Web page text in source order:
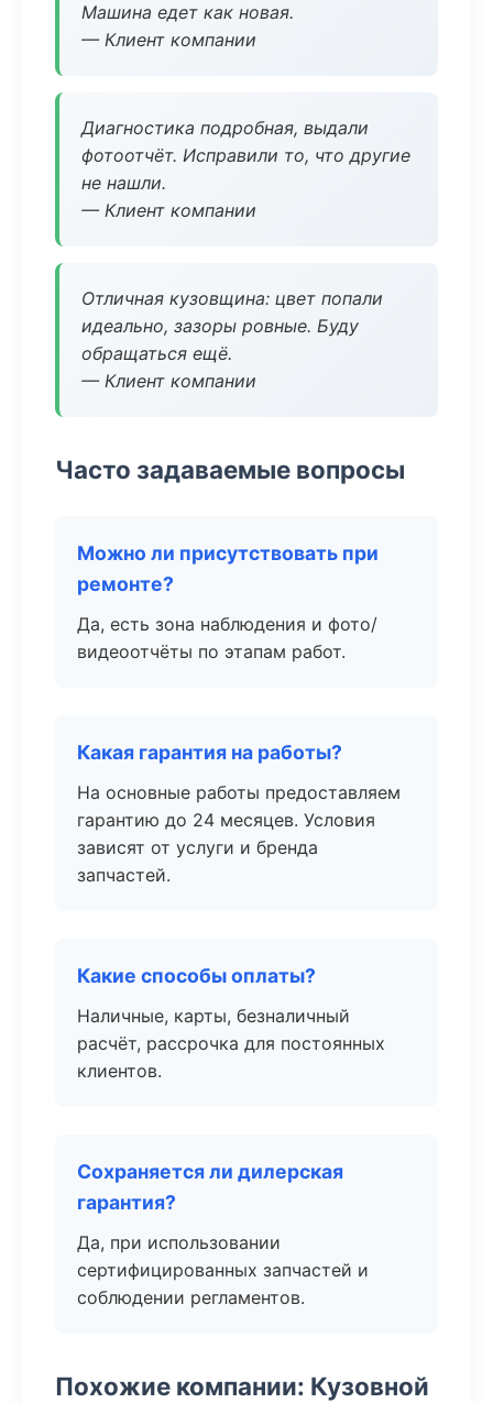
Машина едет как новая.
— Клиент компании
Диагностика подробная, выдали
фотоотчёт. Исправили то, что другие
не нашли.
— Клиент компании
Отличная кузовщина: цвет попали
идеально, зазоры ровные. Буду
обращаться ещё.
— Клиент компании
Часто задаваемые вопросы
Можно ли присутствовать при
ремонте?
Да, есть зона наблюдения и фото/
видеоотчёты по этапам работ.
Какая гарантия на работы?
На основные работы предоставляем
гарантию до 24 месяцев. Условия
зависят от услуги и бренда
запчастей.
Какие способы оплаты?
Наличные, карты, безналичный
расчёт, рассрочка для постоянных
клиентов.
Сохраняется ли дилерская
гарантия?
Да, при использовании
сертифицированных запчастей и
соблюдении регламентов.
Похожие компании: Кузовной